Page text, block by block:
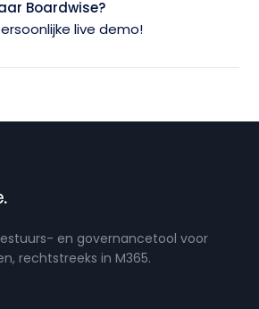
Boardwise?
live demo!
en governancetool voor
rechtstreeks in M365.